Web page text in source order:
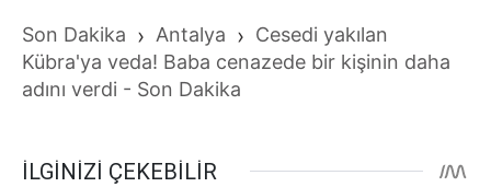
Son Dakika › Antalya › Cesedi yakılan
Kübra'ya veda! Baba cenazede bir kişinin daha
adını verdi - Son Dakika